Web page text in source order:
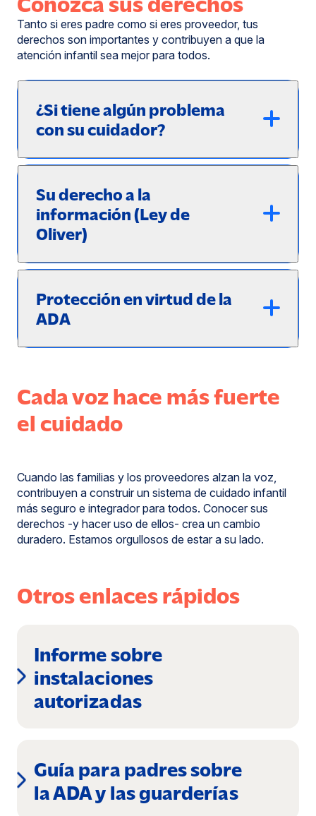
Tanto si eres padre como si eres proveedor, tus
derechos son importantes y contribuyen a que la
atención infantil sea mejor para todos.
¿Si tiene algún problema
con su cuidador?
Su derecho a la
información (Ley de
Oliver)
Protección en virtud de la
ADA
Cada voz hace más fuerte
el cuidado
Cuando las familias y los proveedores alzan la voz,
contribuyen a construir un sistema de cuidado infantil
más seguro e integrador para todos. Conocer sus
derechos -y hacer uso de ellos- crea un cambio
duradero. Estamos orgullosos de estar a su lado.
Otros enlaces rápidos
Informe sobre
instalaciones
autorizadas
(se
abre
nueva
ventana)
Guía para padres sobre
la ADA y las guarderías
(se